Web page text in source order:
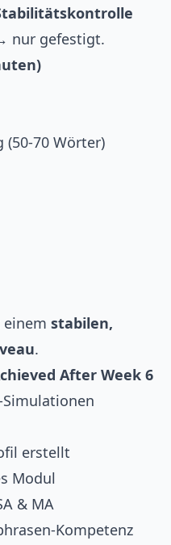
nur gefestigt.
(50-70 Wörter)
einem stabilen,
.
After Week 6
erstellt
Modul
& MA
Kompetenz